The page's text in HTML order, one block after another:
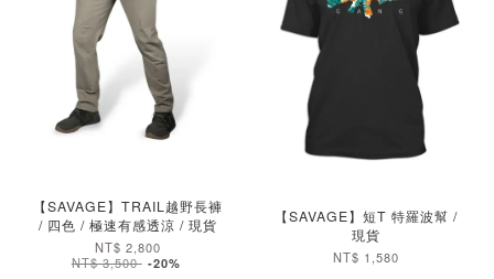
【SAVAGE】TRAIL越野長褲
/ 四色 / 極速有感透涼 / 現貨
NT$ 2,800
NT$ 3,500 -20%
【SAVAGE】短T 特羅波幫 /
現貨
NT$ 1,580